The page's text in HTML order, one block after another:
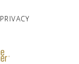
PRIVACY